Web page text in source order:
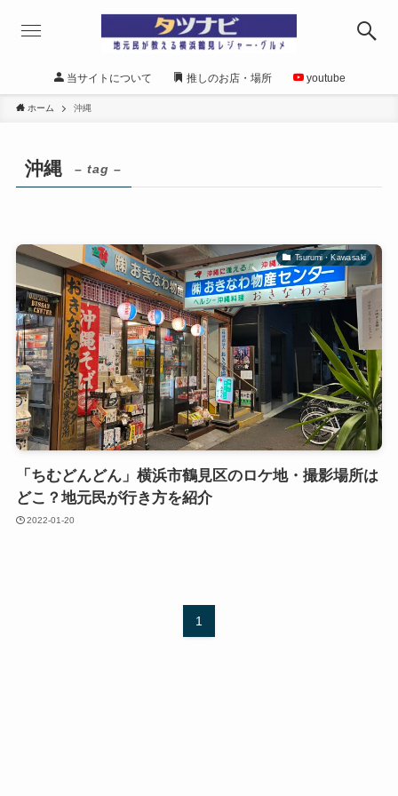
当サイトについて 推しのお店・場所 youtube
ホーム 沖縄
沖縄 – tag –
Tsurumi・Kawasaki
「ちむどんどん」横浜市鶴見区のロケ地・撮影場所は
どこ？地元民が行き方を紹介
2022-01-20
1